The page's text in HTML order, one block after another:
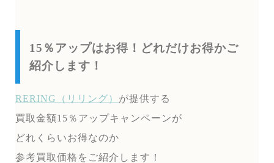
15％アップはお得！どれだけお得かご
紹介します！
RERING（リリング） が提供する
買取金額15％アップキャンペーンが
どれくらいお得なのか
参考買取価格をご紹介します！